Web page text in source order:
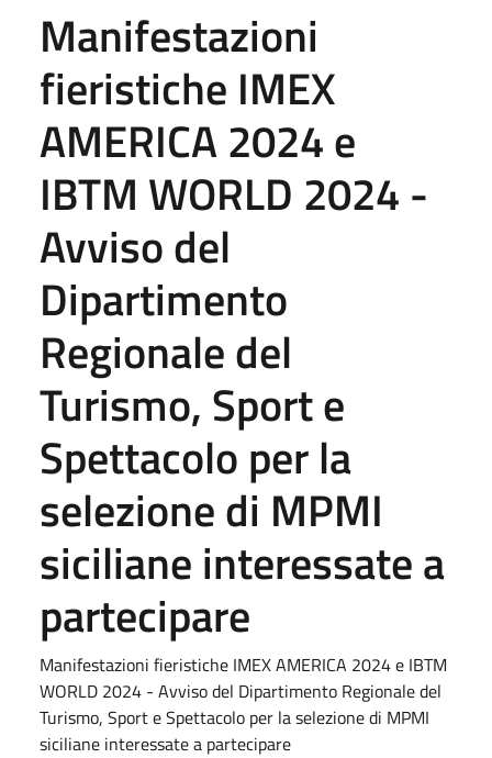
Manifestazioni
fieristiche IMEX
AMERICA 2024 e
IBTM WORLD 2024 -
Avviso del
Dipartimento
Regionale del
Turismo, Sport e
Spettacolo per la
selezione di MPMI
siciliane interessate a
partecipare
Manifestazioni fieristiche IMEX AMERICA 2024 e IBTM
WORLD 2024 - Avviso del Dipartimento Regionale del
Turismo, Sport e Spettacolo per la selezione di MPMI
siciliane interessate a partecipare